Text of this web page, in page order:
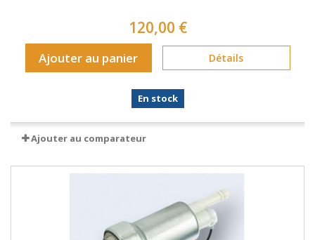
120,00 €
Ajouter au panier Détails
En stock
Ajouter au comparateur